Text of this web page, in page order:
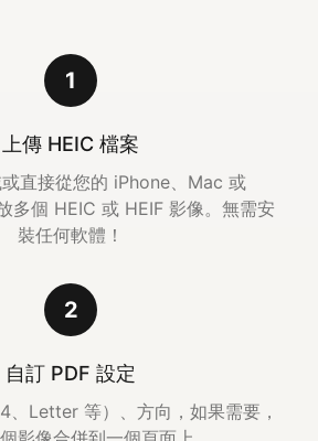
1
上傳 HEIC 檔案
直接從您的 iPhone、Mac 或
多個 HEIC 或 HEIF 影像。無需安
裝任何軟體！
2
自訂 PDF 設定
、Letter 等）、方向，如果需要，